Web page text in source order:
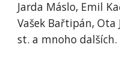
Jarda Máslo, Emil
Vašek Bařtipán, Ota
st. a mnoho dalších.